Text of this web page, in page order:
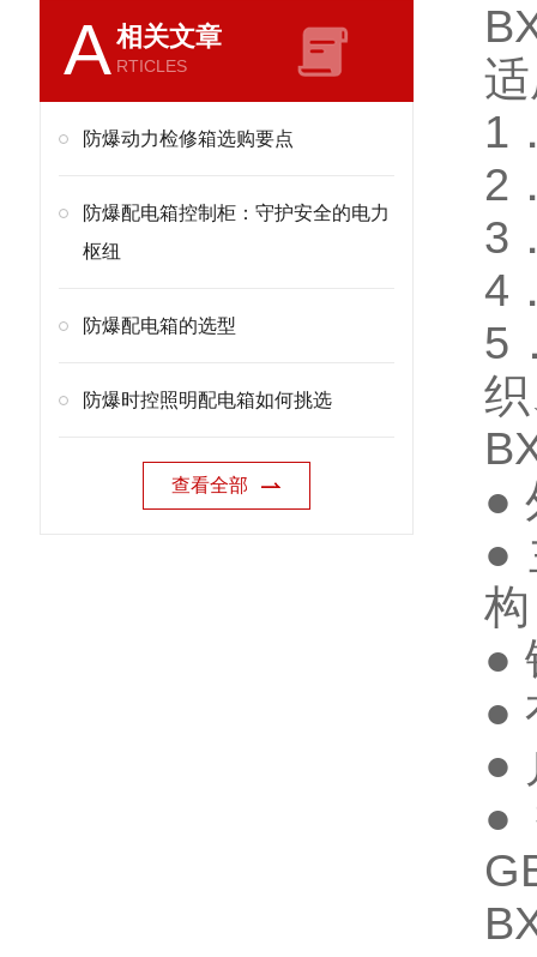
A相关文章
RTICLES
防爆动力检修箱选购要点
防爆配电箱控制柜：守护安全的电力
枢纽
防爆配电箱的选型
防爆时控照明配电箱如何挑选
查看全部
1
2
3
4
5
●
●
●
●
●
●